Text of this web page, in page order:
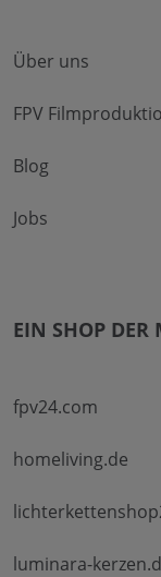
Über uns
FPV
Blog
Jobs
EIN SHOP
fpv24.com
homeliving.de
luminara-